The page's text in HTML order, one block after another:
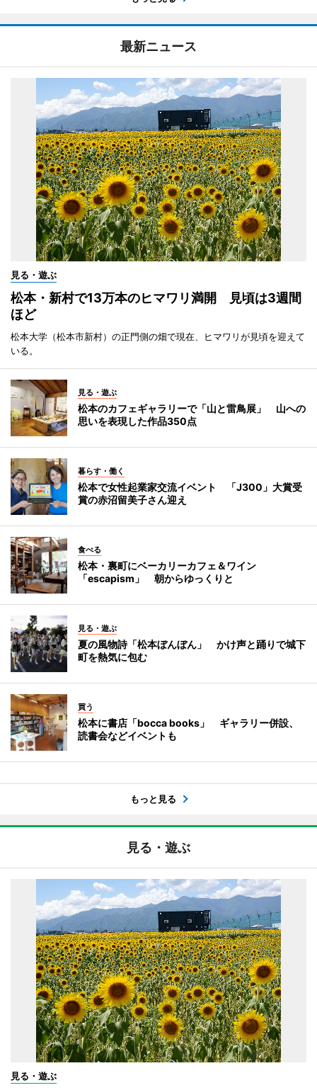
最新ニュース
見る・遊ぶ
松本・新村で13万本のヒマワリ満開 見頃は3週間
ほど
松本大学（松本市新村）の正門側の畑で現在、ヒマワリが見頃を迎えて
いる。
見る・遊ぶ
松本のカフェギャラリーで「山と雷鳥展」 山への
思いを表現した作品350点
暮らす・働く
松本で女性起業家交流イベント 「J300」大賞受
賞の赤沼留美子さん迎え
食べる
松本・裏町にベーカリーカフェ＆ワイン
「escapism」 朝からゆっくりと
見る・遊ぶ
夏の風物詩「松本ぼんぼん」 かけ声と踊りで城下
町を熱気に包む
買う
松本に書店「bocca books」 ギャラリー併設、
読書会などイベントも
もっと見る
見る・遊ぶ
見る・遊ぶ